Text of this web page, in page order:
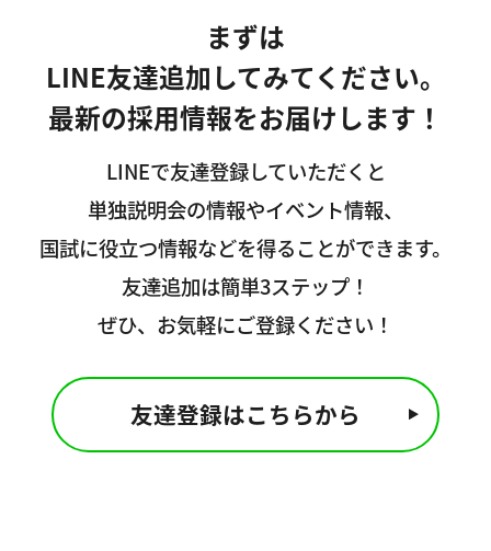
まずは
LINE友達追加してみてください。
最新の採用情報をお届けします！
LINEで友達登録していただくと
単独説明会の情報やイベント情報、
国試に役立つ情報などを得ることができます。
友達追加は簡単3ステップ！
ぜひ、お気軽にご登録ください！
友達登録はこちらから